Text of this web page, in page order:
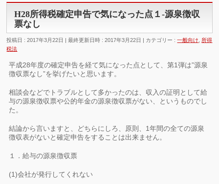
H28所得税確定申告で気になった点１-源泉徴収
票なし
投稿日 : 2017年3月22日 最終更新日時 : 2017年3月22日 カテゴリー :一般向け
所得
税法
平成28年度の確定申告を経て気になった点として、第1弾は”源泉
徴収票なし”を挙げたいと思います。
相談会などでトラブルとして多かったのは、収入の証明として給
与の源泉徴収票や公的年金の源泉徴収票がない、というものでし
た。
結論から言いますと、どちらにしろ、原則、1年間の全ての源泉
徴収表がないと確定申告をすることは出来ません。
１．給与の源泉徴収票
(1)会社が発行してくれない